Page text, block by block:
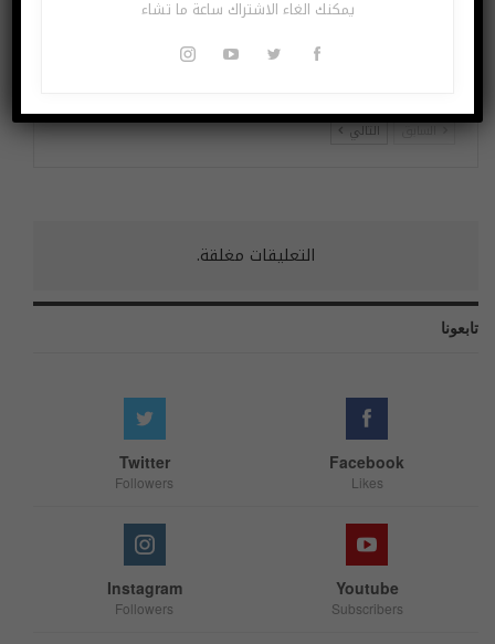
في فهم النوايا البشرية؟
أعلى من برج إيفل ستبني
السابق التالي
التعليقات مغلقة.
تابعونا
Facebook
Likes
Twitter
Followers
Youtube
Subscribers
Instagram
Followers
يمكنك الغاء الاشتراك ساعة ما تشاء